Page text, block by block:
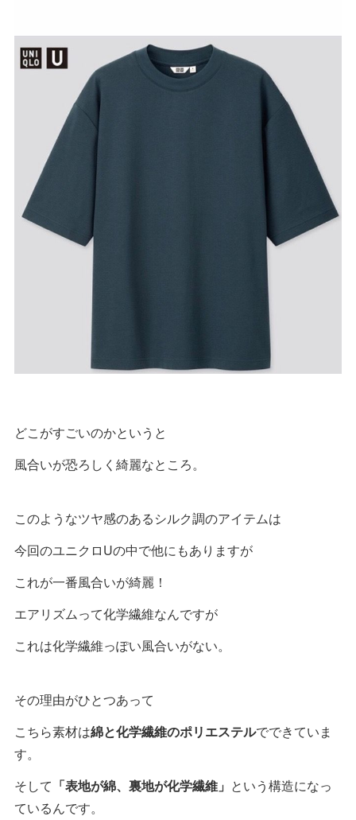
どこがすごいのかというと
風合いが恐ろしく綺麗なところ。
このようなツヤ感のあるシルク調のアイテムは
今回のユニクロUの中で他にもありますが
これが一番風合いが綺麗！
エアリズムって化学繊維なんですが
これは化学繊維っぽい風合いがない。
その理由がひとつあって
こちら素材は綿と化学繊維のポリエステルでできていま
す。
そして 「表地が綿、裏地が化学繊維」 という構造になっ
ているんです。